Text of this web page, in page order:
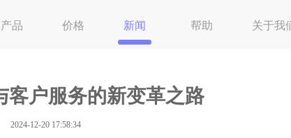
产品 价格 新闻 帮助 关于我
客户服务的新变革之路
2024-12-20 17:58:34